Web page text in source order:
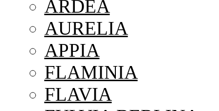
ARDEA
AURELIA
APPIA
FLAMINIA
FLAVIA